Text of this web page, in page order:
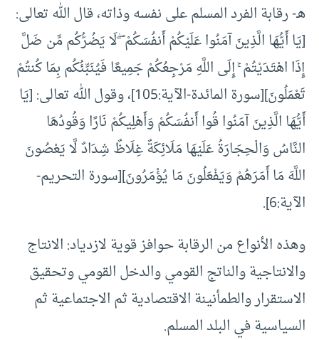
هـ- رقابة الفرد المسلم على نفسه وذاته، قال الله تعالى:
[يَا أَيُّهَا الَّذِينَ آمَنُوا عَلَيْكُمْ أَنفُسَكُمْ ۖ لَا يَضُرُّكُم مَّن ضَلَّ
إِذَا اهْتَدَيْتُمْ ۚ إِلَى اللَّهِ مَرْجِعُكُمْ جَمِيعًا فَيُنَبِّئُكُم بِمَا كُنتُمْ
تَعْمَلُونَ][سورة المائدة-الآية:105]، وقول الله تعالى: [يَا
أَيُّهَا الَّذِينَ آمَنُوا قُوا أَنفُسَكُمْ وَأَهْلِيكُمْ نَارًا وَقُودُهَا
النَّاسُ وَالْحِجَارَةُ عَلَيْهَا مَلَائِكَةٌ غِلَاظٌ شِدَادٌ لَّا يَعْصُونَ
اللَّهَ مَا أَمَرَهُمْ وَيَفْعَلُونَ مَا يُؤْمَرُونَ][سورة التحريم-
الآية:6].
وهذه الأنواع من الرقابة حوافز قوية لازدياد: الانتاج
والانتاجية والناتج القومي والدخل القومي وتحقيق
الاستقرار والطمأنينة الاقتصادية ثم الاجتماعية ثم
السياسية في البلد المسلم.